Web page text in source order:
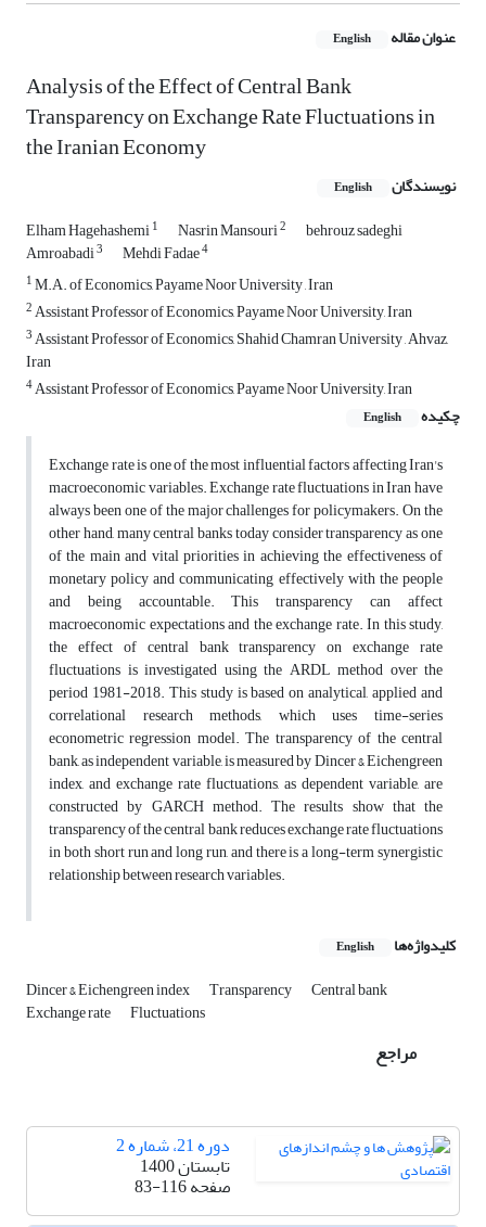
عنوان مقاله English
Analysis of the Effect of Central Bank
Transparency on Exchange Rate Fluctuations in
the Iranian Economy
نویسندگان English
Elham Hagehashemi1 Nasrin Mansouri2 behrouz sadeghi
Amroabadi3 Mehdi Fadae4
1M.A. of Economics, Payame Noor University , Iran
2Assistant Professor of Economics, Payame Noor University, Iran
3Assistant Professor of Economics, Shahid Chamran University , Ahvaz,
Iran
4Assistant Professor of Economics, Payame Noor University, Iran
چکیده
English
Exchange rate is one of the most influential factors affecting Iran's
macroeconomic variables. Exchange rate fluctuations in Iran have
always been one of the major challenges for policymakers. On the
other hand, many central banks today consider transparency as one
of the main and vital priorities in achieving the effectiveness of
monetary policy and communicating effectively with the people
and being accountable. This transparency can affect
macroeconomic expectations and the exchange rate. In this study,
the effect of central bank transparency on exchange rate
fluctuations is investigated using the ARDL method over the
period 1981-2018. This study is based on analytical, applied and
correlational research methods, which uses time-series
econometric regression model. The transparency of the central
bank, as independent variable, is measured by Dincer & Eichengreen
index, and exchange rate fluctuations, as dependent variable, are
constructed by GARCH method. The results show that the
transparency of the central bank reduces exchange rate fluctuations
in both short run and long run, and there is a long-term synergistic
relationship between research variables.
کلیدواژه‌ها English
Dincer & Eichengreen index Transparency Central bank
Exchange rate Fluctuations
مراجع
دوره 21، شماره 2
تابستان 1400
صفحه83-116